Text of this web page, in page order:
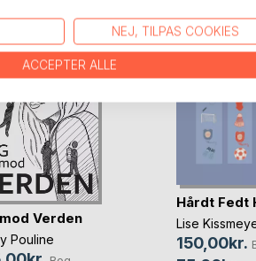
Verden
Pouline
Hårdt Fedt
Lise
150,00kr.
NEJ, TILPAS COOKIES
ACCEPTER ALLE